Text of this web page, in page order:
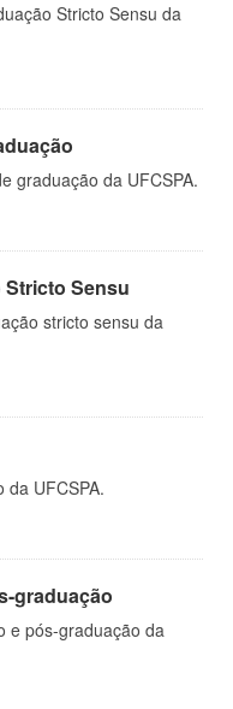
Stricto Sensu da
graduação da UFCSPA.
Sensu
stricto sensu da
da UFCSPA.
graduação
e pós-graduação da